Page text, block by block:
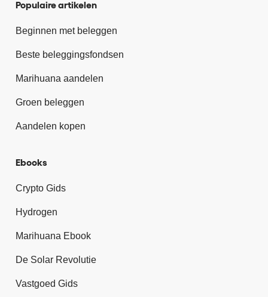
Populaire artikelen
Beginnen met beleggen
Beste beleggingsfondsen
Marihuana aandelen
Groen beleggen
Aandelen kopen
Ebooks
Crypto Gids
Hydrogen
Marihuana Ebook
De Solar Revolutie
Vastgoed Gids